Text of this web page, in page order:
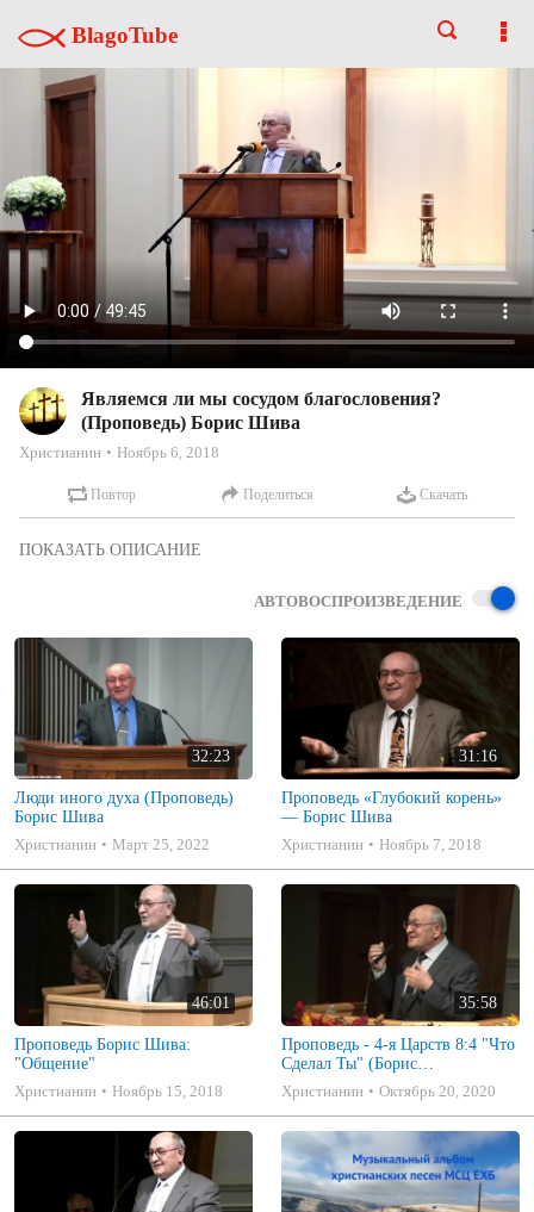
BlagoTube
Являемся ли мы сосудом благословения?
(Проповедь) Борис Шива
Христианин Ноябрь 6, 2018
Повтор Поделиться Скачать
Являемся ли мы сосудом благословения? (Проповедь) Борис
АВТОВОСПРОИЗВЕДЕНИЕ
32:23
Люди иного духа (Проповедь)
Борис Шива
Христианин
Март 25, 2022
31:16
Проповедь «Глубокий корень»
— Борис Шива
Христианин
Ноябрь 7, 2018
46:01
Проповедь Борис Шива:
"Общение"
Христианин
Ноябрь 15, 2018
35:58
Проповедь - 4-я Царств 8:4 "Что
Сделал Ты" (Борис
Владимирович Шива)
Христианин Октябрь 20, 2020